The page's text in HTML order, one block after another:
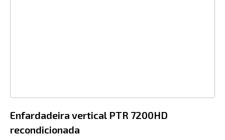
Enfardadeira vertical PTR 7200HD
recondicionada